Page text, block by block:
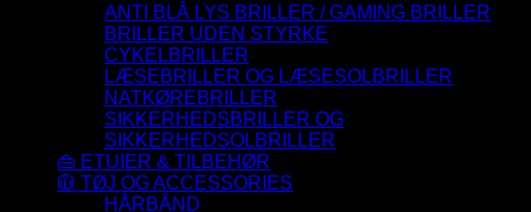
ANTI BLÅ LYS BRILLER / GAMING BRILLER
BRILLER UDEN STYRKE
CYKELBRILLER
LÆSEBRILLER OG LÆSESOLBRILLER
NATKØREBRILLER
SIKKERHEDSBRILLER OG
SIKKERHEDSOLBRILLER
👜 ETUIER & TILBEHØR
🧥 TØJ OG ACCESSORIES
HÅRBÅND